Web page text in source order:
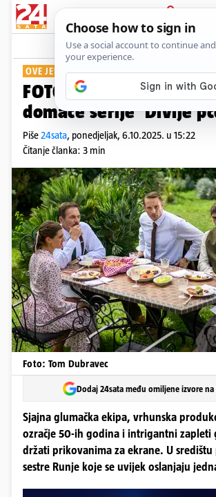
PRIJAVA
Show
OVE JESENI
FOTO Pogledajte scene
domaće serije 'Divlje
Piše24sata, ponedjeljak, 6.10.2025. u 15:22
Čitanje članka: 3 min
Foto: Tom Dubravec
Dodaj 24sata među omiljene izvore na
Sjajna glumačka ekipa, vrhunska
ozračje 50-ih godina i intrigantni zapleti
držati prikovanima za ekrane. U središtu
sestre Runje koje se uvijek oslanjaju